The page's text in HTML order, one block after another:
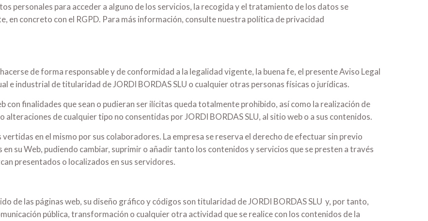
personales para acceder a alguno de los servicios, la recogida y el tratamiento de los datos se
en concreto con el RGPD. Para más información, consulte nuestra política de privacidad
de forma responsable y de conformidad a la legalidad vigente, la buena fe, el presente Aviso Legal
e industrial de titularidad de JORDI BORDAS SLU o cualquier otras personas físicas o jurídicas.
con finalidades que sean o pudieran ser ilícitas queda totalmente prohibido, así como la realización de
alteraciones de cualquier tipo no consentidas por JORDI BORDAS SLU, al sitio web o a sus contenidos.
en el mismo por sus colaboradores. La empresa se reserva el derecho de efectuar sin previo
su Web, pudiendo cambiar, suprimir o añadir tanto los contenidos y servicios que se presten a través
presentados o localizados en sus servidores.
de las páginas web, su diseño gráfico y códigos son titularidad de JORDI BORDAS SLU y, por tanto,
pública, transformación o cualquier otra actividad que se realice con los contenidos de la